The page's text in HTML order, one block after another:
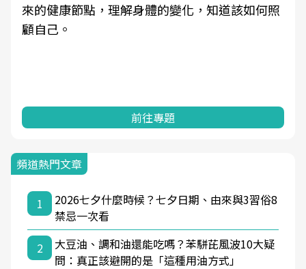
來的健康節點，理解身體的變化，知道該如何照
顧自己。
前往專題
頻道熱門文章
1
2026七夕什麼時候？七夕日期、由來與3習俗8
禁忌一次看
2
大豆油、調和油還能吃嗎？苯駢芘風波10大疑
問：真正該避開的是「這種用油方式」